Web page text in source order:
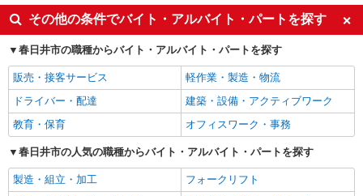
その他の条件でバイト・アルバイト・パートを探す
春日井市の職種からバイト・アルバイト・パートを探す
販売・接客サービス
軽作業・製造・物流
ドライバー・配達
建築・設備・アクティブワーク
教育・保育
オフィスワーク・事務
春日井市の人気の職種からバイト・アルバイト・パートを探す
製造・組立・加工
フォークリフト